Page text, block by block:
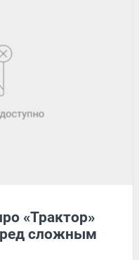
«Трактор»
сложным